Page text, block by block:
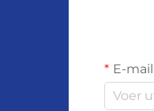
E-mail